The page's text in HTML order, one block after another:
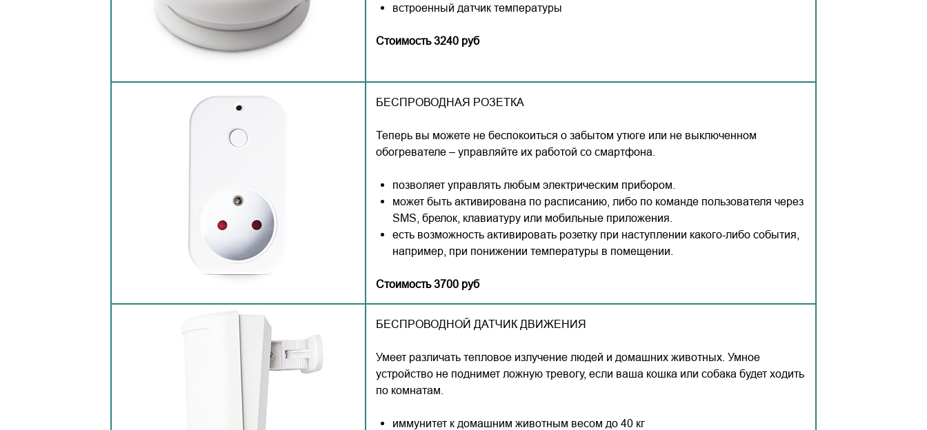
встроенный датчик температуры
Стоимость 3240 руб
БЕСПРОВОДНАЯ РОЗЕТКА
Теперь вы можете не беспокоиться о забытом утюге или не выключенном
обогревателе – управляйте их работой со смартфона.
позволяет управлять любым электрическим прибором.
может быть активирована по расписанию, либо по команде пользователя через
SMS, брелок, клавиатуру или мобильные приложения.
есть возможность активировать розетку при наступлении какого-либо события,
например, при понижении температуры в помещении.
Стоимость 3700 руб
БЕСПРОВОДНОЙ ДАТЧИК ДВИЖЕНИЯ
Умеет различать тепловое излучение людей и домашних животных. Умное
устройство не поднимет ложную тревогу, если ваша кошка или собака будет ходить
по комнатам.
иммунитет к домашним животным весом до 40 кг